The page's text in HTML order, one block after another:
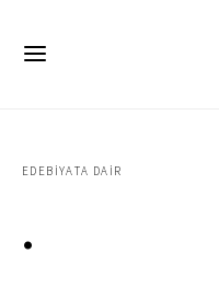
EDEBIYATA DAIR
.